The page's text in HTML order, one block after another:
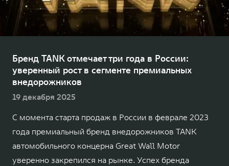
TANK 500
от 6 499 000 ₽
TANK 700
от 10 199 000 ₽
WEY 07
Расширяя границы комфорта
от 6 149 000 ₽
WEY 05
Эстетика нового времени
от 5 699 000 ₽
ПОКУПКА АВТОМОБИЛЯ
TANK Финансы
TANK ФИНАНСЫ
TANK Кредит
TANK Лизинг
TANK Страхование
Сервис
Специальные предложения
ЦИФРОВЫЕ СЕРВИСЫ TANK
Цифровые сервисы TANK
Подписки
Бренд TANK отмечает три года в России:
уверенный рост в сегменте премиальных
внедорожников
19 декабря 2025
С момента старта продаж в России в феврале 2023
года премиальный бренд внедорожников TANK
автомобильного концерна Great Wall Motor
уверенно закрепился на рынке. Успех бренда